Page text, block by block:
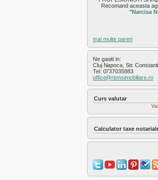
Salicea
Recomand aceasta
"Narcisa
mai multe pareri
Ne gasiti in:
Cluj Napoca, Str.
Tel: 0737035883
office@remsimobiliare.ro
Curs valutar
Calculator taxe